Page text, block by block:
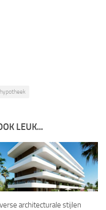
hypotheek
LEUK...
architecturale stijlen